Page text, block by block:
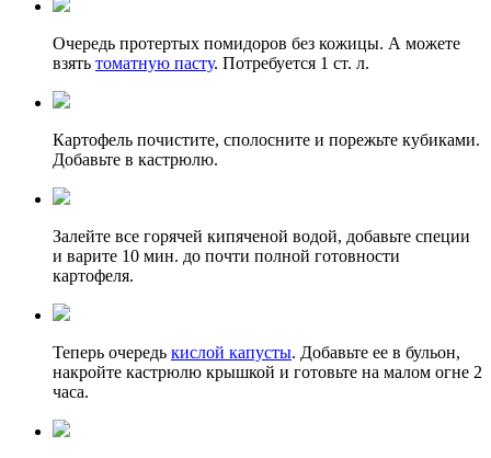
Очередь протертых помидоров без кожицы. А можете
взять томатную пасту. Потребуется 1 ст. л.
Картофель почистите, сполосните и порежьте кубиками.
Добавьте в кастрюлю.
Залейте все горячей кипяченой водой, добавьте специи
и варите 10 мин. до почти полной готовности
картофеля.
Теперь очередь кислой капусты. Добавьте ее в бульон,
накройте кастрюлю крышкой и готовьте на малом огне 2
часа.